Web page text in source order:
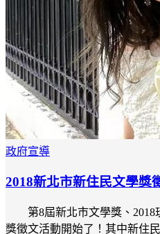
政府宣導
2018新北市新住民文學獎
第8屆新北市文學獎、
獎徵文活動開始了！其中新住